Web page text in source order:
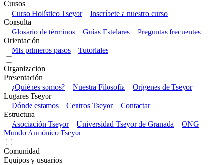
Cursos
Curso Holístico Tseyor
Inscríbete a nuestro curso
Consulta
Glosario de términos
Guías Estelares
Preguntas frecuentes
Orientación
Mis primeros pasos
Tutoriales
Organización
Presentación
¿Quiénes somos?
Nuestra Filosofía
Orígenes de Tseyor
Lugares Tseyor
Dónde estamos
Centros Tseyor
Contactar
Estructura
Asociación Tseyor
Universidad Tseyor de Granada
ONG
Mundo Armónico Tseyor
Comunidad
Equipos y usuarios